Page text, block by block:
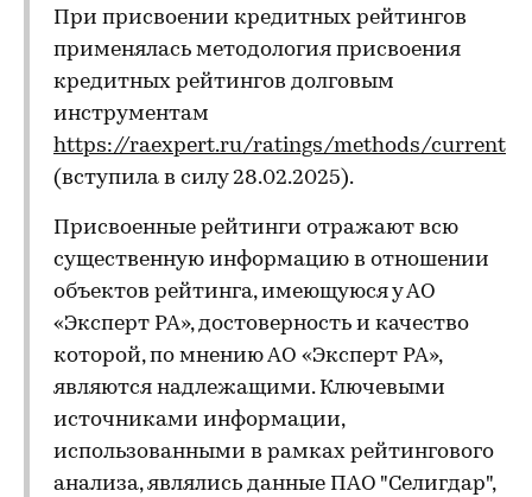
При присвоении кредитных рейтингов
применялась методология присвоения
кредитных рейтингов долговым
инструментам
https://raexpert.ru/ratings/methods/current
(вступила в силу 28.02.2025).
Присвоенные рейтинги отражают всю
существенную информацию в отношении
объектов рейтинга, имеющуюся у АО
«Эксперт РА», достоверность и качество
которой, по мнению АО «Эксперт РА»,
являются надлежащими. Ключевыми
источниками информации,
использованными в рамках рейтингового
анализа, являлись данные ПАО "Селигдар",